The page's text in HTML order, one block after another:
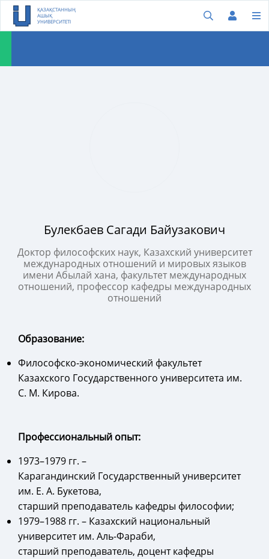
ҚАЗАҚСТАННЫҢ
АШЫҚ
УНИВЕРСИТЕТІ
Булекбаев Сагади Байузакович
Доктор философских наук, Казахский университет
международных отношений и мировых языков
имени Абылай хана, факультет международных
отношений, профессор кафедры международных
отношений
Образование:
Философско-экономический факультет
Казахского Государственного университета им.
С. М. Кирова.
Профессиональный опыт:
1973–1979 гг. –
Карагандинский Государственный университет
им. Е. А. Букетова,
старший преподаватель кафедры философии;
1979–1988 гг. – Казахский национальный
университет им. Аль-Фараби,
старший преподаватель, доцент кафедры